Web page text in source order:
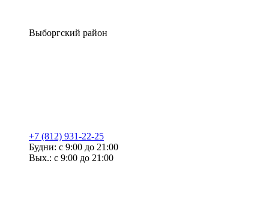
Выборгский район
+7 (812) 931-22-25
Будни: с 9:00 до 21:00
Вых.: с 9:00 до 21:00